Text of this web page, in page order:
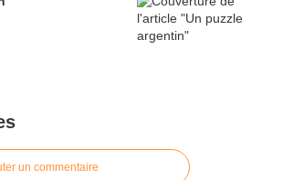
un commentaire